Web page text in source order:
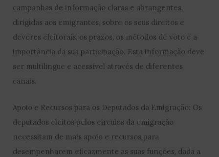
campanhas de informação claras e abrangentes,
dirigidas aos emigrantes, sobre os seus direitos e
deveres eleitorais, os prazos, os métodos de voto e a
importância da sua participação. Esta informação deve
ser multilingue e acessível através de diferentes
canais.
Apoio e Recursos para os Deputados da Emigração: Os
deputados eleitos pelos círculos da emigração
necessitam de mais apoio e recursos para
desempenharem eficazmente as suas funções, dada a